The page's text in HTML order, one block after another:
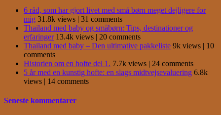
6 råd, som har gjort livet med små børn meget dejligere for
mig 31.8k views | 31 comments
Thailand med baby og småbørn: Tips, destinationer og
erfaringer 13.4k views | 20 comments
Thailand med baby – Den ultimative pakkeliste 9k views | 10
comments
Historien om en hofte del 1. 7.7k views | 24 comments
5 år med en kunstig hofte: en slags midtvejsevaluering 6.8k
views | 14 comments
Seneste kommentarer